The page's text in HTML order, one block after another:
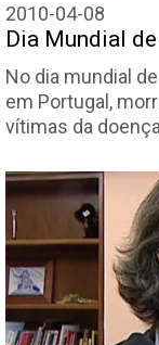
2010-04-08
Dia Mundial
No dia mundial
em Portugal,
vítimas da